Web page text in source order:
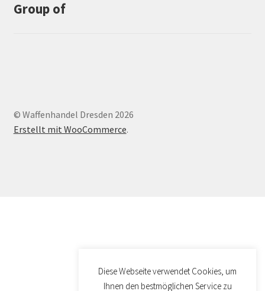
Group of
© Waffenhandel Dresden 2026
Erstellt mit WooCommerce.
Diese Webseite verwendet Cookies, um
Ihnen den bestmöglichen Service zu